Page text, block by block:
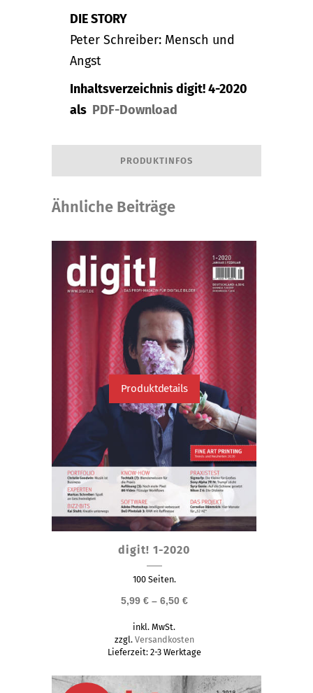
DIE STORY
Peter Schreiber: Mensch und
Angst
Inhaltsverzeichnis digit! 4-2020
als PDF-Download
PRODUKTINFOS
Ähnliche Beiträge
Produktdetails
können
digit! 1-2020
100 Seiten.
5,99 €– 6,50 €
inkl. MwSt.
zzgl. Versandkosten
Lieferzeit: 2-3 Werktage